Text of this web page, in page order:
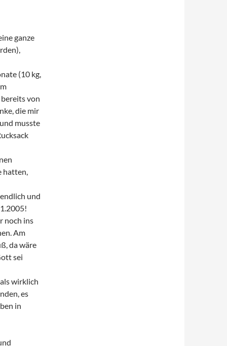
ganze
(10 kg,
von
die mir
musste
hatten,
und
noch ins
Am
da wäre
sei
wirklich
es
in